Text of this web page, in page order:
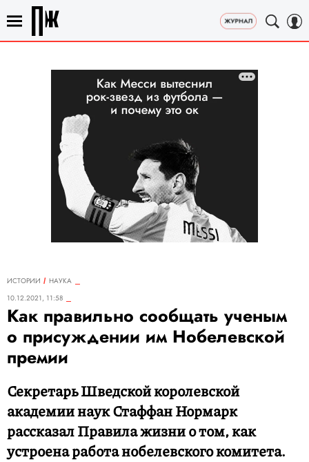
ИСТОРИИ
НАУКА
10.12.2021, 11:58
Как правильно сообщать ученым
о присуждении им Нобелевской
премии
Секретарь Шведской королевской
академии наук Стаффан Нормарк
рассказал Правила жизни о том, как
устроена работа нобелевского комитета.